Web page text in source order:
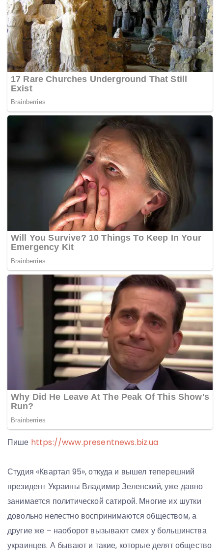
Пише https://www.presentnews.biz.ua
Студия «Квартал 95», откуда и вышел теперешний
президент Украины Владимир Зеленский, уже давно
занимается политической сатирой. Многие их шутки
довольно нелестно воспринимаются обществом, а
другие же – наоборот вызывают смех у большинства
украинцев. А бывают и такие, которые делят общество